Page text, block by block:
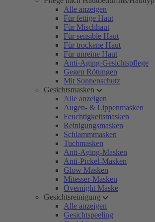
Alle anzeigen
Für fettige Haut
Für Mischhaut
Für sensible Haut
Für trockene Haut
Für unreine Haut
Anti-Aging-Gesichtspflege
Gegen Rötungen
Mit Sonnenschutz
Gesichtsmasken
Alle anzeigen
Augen- & Lippenmasken
Feuchtigkeitsmasken
Reinigungsmasken
Schlammmasken
Tuchmasken
Anti-Aging-Masken
Anti-Pickel-Masken
Glow Masken
Mitesser-Masken
Overnight Maske
Gesichtsreinigung
Alle anzeigen
Gesichtspeeling